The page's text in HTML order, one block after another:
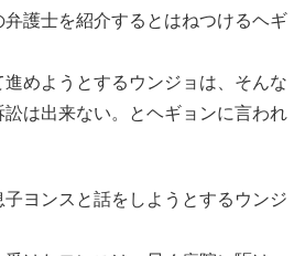
護士を紹介するとはねつけるヘギ
進めようとするウンジョは、そんな
は出来ない。とヘギョンに言われ
ヨンスと話をしようとするウンジ